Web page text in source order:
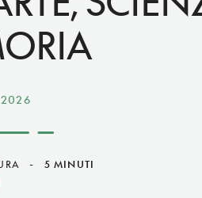
- 5 MINUTI